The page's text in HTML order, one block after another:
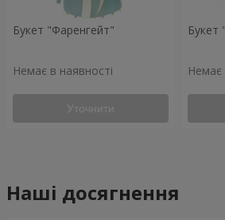
Букет "Фаренгейт"
Немає в наявності
Уточнити
Букет
Немає
Наші досягнення